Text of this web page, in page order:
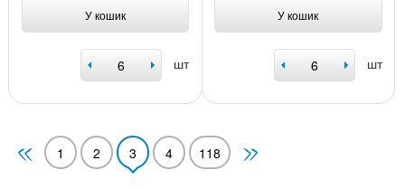
У кошик
шт
У кошик
шт
1 2 3 4 118